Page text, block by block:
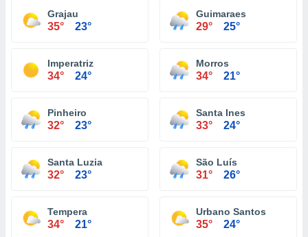
Grajau
35° 23°
Guimaraes
29° 25°
Imperatriz
34° 24°
Morros
34° 21°
Pinheiro
32° 23°
Santa Ines
33° 24°
Santa Luzia
32° 23°
São Luís
31° 26°
Tempera
34° 21°
Urbano Santos
35° 24°